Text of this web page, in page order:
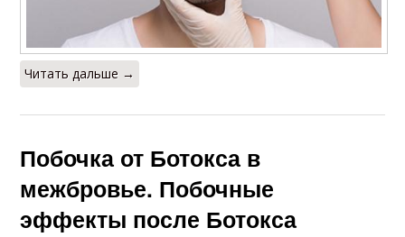
Читать дальше →
Побочка от Ботокса в
межбровье. Побочные
эффекты после Ботокса